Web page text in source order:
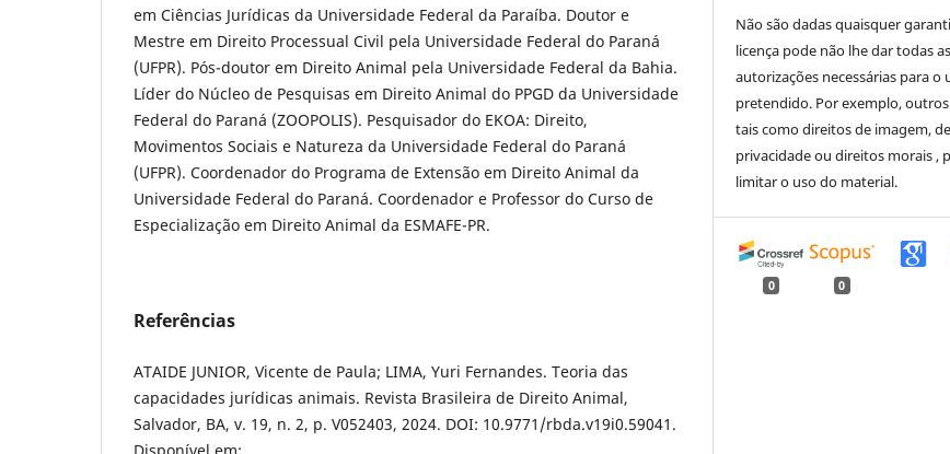
em Ciências Jurídicas da Universidade Federal da Paraíba. Doutor e
Mestre em Direito Processual Civil pela Universidade Federal do Paraná
(UFPR). Pós-doutor em Direito Animal pela Universidade Federal da Bahia.
Líder do Núcleo de Pesquisas em Direito Animal do PPGD da Universidade
Federal do Paraná (ZOOPOLIS). Pesquisador do EKOA: Direito,
Movimentos Sociais e Natureza da Universidade Federal do Paraná
(UFPR). Coordenador do Programa de Extensão em Direito Animal da
Universidade Federal do Paraná. Coordenador e Professor do Curso de
Especialização em Direito Animal da ESMAFE-PR.
Referências
ATAIDE JUNIOR, Vicente de Paula; LIMA, Yuri Fernandes. Teoria das
capacidades jurídicas animais. Revista Brasileira de Direito Animal,
Salvador, BA, v. 19, n. 2, p. V052403, 2024. DOI: 10.9771/rbda.v19i0.59041.
Disponível em:
Não são dadas quaisquer
licença pode não lhe dar todas as
autorizações necessárias para o
pretendido. Por exemplo,
tais como direitos de imagem, de
privacidade ou direitos morais ,
limitar o uso do material.
0 0